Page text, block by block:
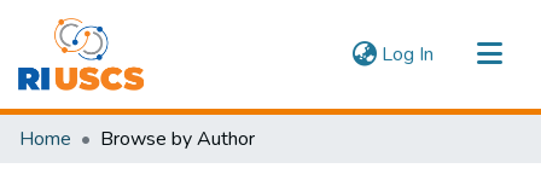
Log In (current)
Communities & Collections
Home Browse by Author